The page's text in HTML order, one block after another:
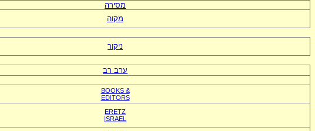
מסירה
מקוה
ניקור
ערב רב
BOOKS &
EDITORS
ERETZ
ISRAEL